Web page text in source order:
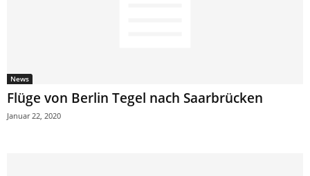
News
Flüge von Berlin Tegel nach Saarbrücken
Januar 22, 2020